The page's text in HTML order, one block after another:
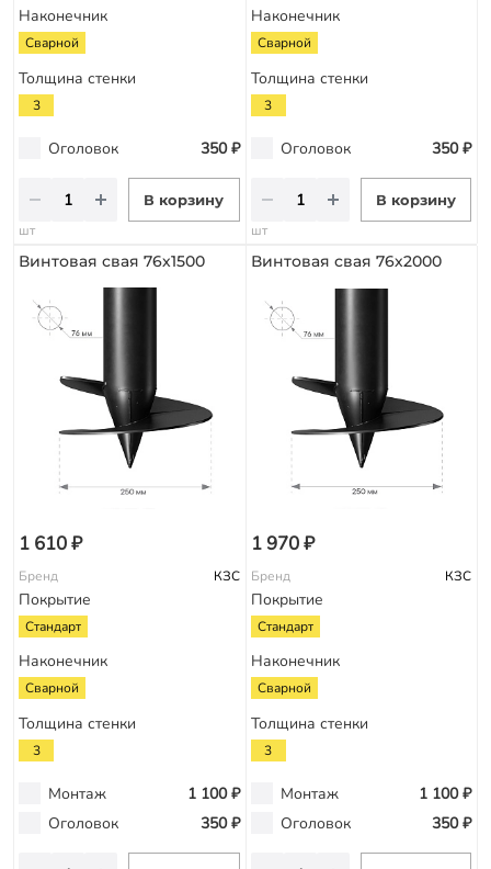
Наконечник
Сварной
Толщина стенки
3
Оголовок 350 ₽
В корзину
шт
Наконечник
Сварной
Толщина стенки
3
Оголовок 350 ₽
В корзину
шт
Винтовая свая 76х1500
1 610 ₽
Бренд КЗС
Покрытие
Стандарт
Наконечник
Сварной
Толщина стенки
3
Монтаж
1 100 ₽
Оголовок
350 ₽
Винтовая свая 76х2000
1 970 ₽
Бренд КЗС
Покрытие
Стандарт
Наконечник
Сварной
Толщина стенки
3
Монтаж
1 100 ₽
Оголовок
350 ₽